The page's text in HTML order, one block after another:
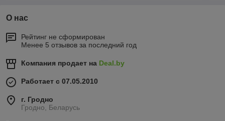
О нас
Рейтинг не сформирован
Менее 5 отзывов за последний год
Компания продает на Deal.by
Работает с 07.05.2010
г. Гродно
Гродно, Беларусь